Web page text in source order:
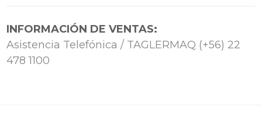
INFORMACIÓN DE VENTAS:
Asistencia Telefónica / TAGLERMAQ (+56) 22
478 1100